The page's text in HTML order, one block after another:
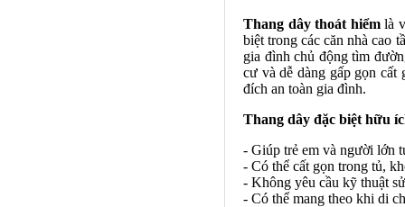
Thang dây thoát hiểmlà
biệt trong các căn nhà cao
gia đình chủ động tìm
cư và dễ dàng gấp gọn
đích an toàn gia đình.
Thang dây đặc biệt hữu
- Giúp trẻ em và người lớn
- Có thể cất gọn trong tủ,
- Không yêu cầu kỹ thuật
- Có thể mang theo khi di